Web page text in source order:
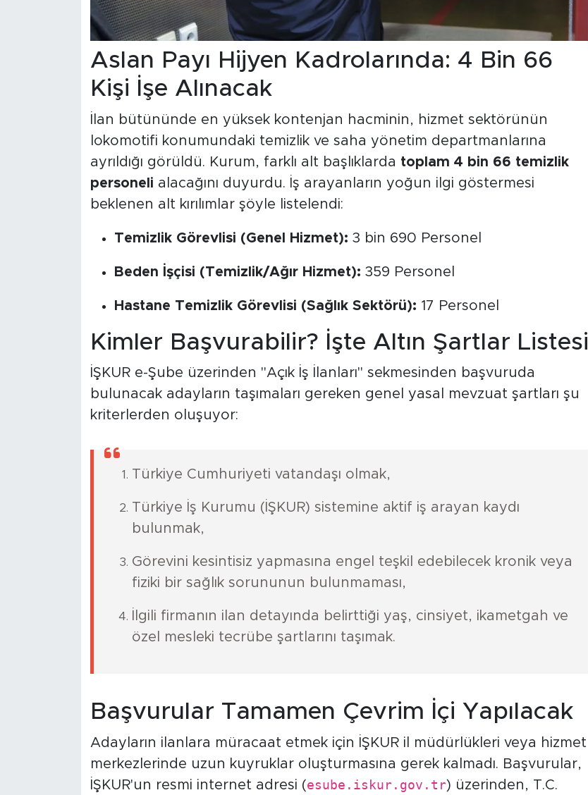
Aslan Payı Hijyen Kadrolarında: 4 Bin 66
Kişi İşe Alınacak
İlan bütününde en yüksek kontenjan hacminin, hizmet sektörünün
lokomotifi konumundaki temizlik ve saha yönetim departmanlarına
ayrıldığı görüldü. Kurum, farklı alt başlıklarda toplam 4 bin 66 temizlik
personeli alacağını duyurdu. İş arayanların yoğun ilgi göstermesi
beklenen alt kırılımlar şöyle listelendi:
Temizlik Görevlisi (Genel Hizmet): 3 bin 690 Personel
Beden İşçisi (Temizlik/Ağır Hizmet): 359 Personel
Hastane Temizlik Görevlisi (Sağlık Sektörü): 17 Personel
Kimler Başvurabilir? İşte Altın Şartlar Listesi
İŞKUR e-Şube üzerinden "Açık İş İlanları" sekmesinden başvuruda
bulunacak adayların taşımaları gereken genel yasal mevzuat şartları şu
kriterlerden oluşuyor:
Türkiye Cumhuriyeti vatandaşı olmak,
Türkiye İş Kurumu (İŞKUR) sistemine aktif iş arayan kaydı
bulunmak,
Görevini kesintisiz yapmasına engel teşkil edebilecek kronik veya
fiziki bir sağlık sorununun bulunmaması,
İlgili firmanın ilan detayında belirttiği yaş, cinsiyet, ikametgah ve
özel mesleki tecrübe şartlarını taşımak.
Başvurular Tamamen Çevrim İçi Yapılacak
Adayların ilanlara müracaat etmek için İŞKUR il müdürlükleri veya hizmet
merkezlerinde uzun kuyruklar oluşturmasına gerek kalmadı. Başvurular,
İŞKUR'un resmi internet adresi (esube.iskur.gov.tr) üzerinden, T.C.